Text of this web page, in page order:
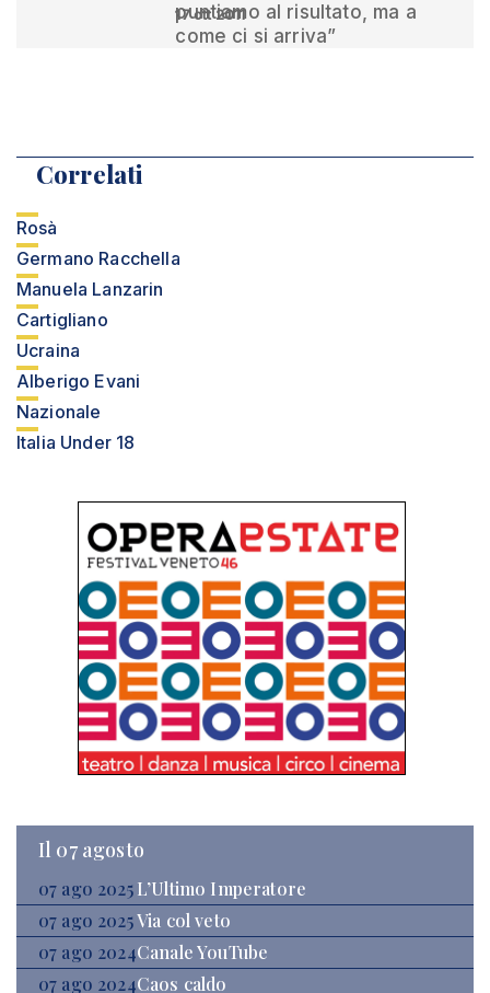
puntiamo al risultato, ma a
come ci si arriva”
17 ott 2011
Correlati
Rosà
Germano Racchella
Manuela Lanzarin
Cartigliano
Ucraina
Alberigo Evani
Nazionale
Italia Under 18
Il 07 agosto
07 ago 2025 L’Ultimo Imperatore
07 ago 2025Via col veto
07 ago 2024Canale YouTube
07 ago 2024Caos caldo